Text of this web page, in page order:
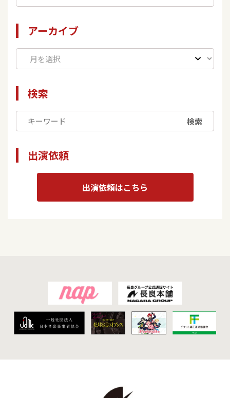
アーカイブ
検索
検索
出演依頼
出演依頼はこちら